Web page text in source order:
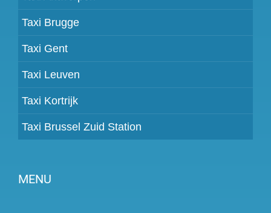
Taxi Brugge
Taxi Gent
Taxi Leuven
Taxi Kortrijk
Taxi Brussel Zuid Station
MENU